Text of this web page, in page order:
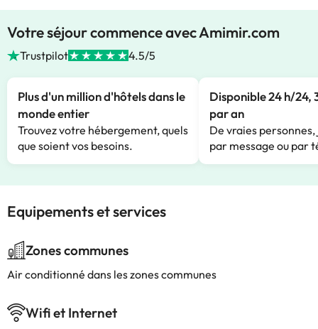
Votre séjour commence avec Amimir.com
Trustpilot 4.5/5
Plus d'un million d'hôtels dans le
monde entier
Trouvez votre hébergement, quels
que soient vos besoins.
Disponible 24 h/24,
par an
De vraies
par message ou par
Equipements et services
Zones communes
Air conditionné dans les zones communes
Wifi et Internet